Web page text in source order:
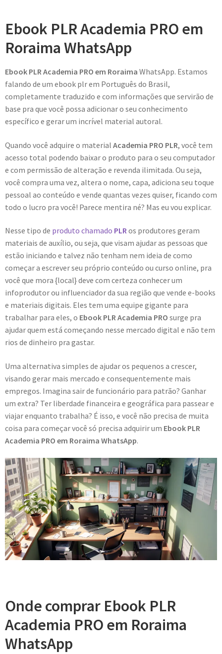
Ebook PLR Academia PRO em
Roraima WhatsApp
Ebook PLR Academia PRO em Roraima WhatsApp. Estamos
falando de um ebook plr em Português do Brasil,
completamente traduzido e com informações que servirão de
base pra que você possa adicionar o seu conhecimento
específico e gerar um incrível material autoral.
Quando você adquire o material Academia PRO PLR, você tem
acesso total podendo baixar o produto para o seu computador
e com permissão de alteração e revenda ilimitada. Ou seja,
você compra uma vez, altera o nome, capa, adiciona seu toque
pessoal ao conteúdo e vende quantas vezes quiser, ficando com
todo o lucro pra você! Parece mentira né? Mas eu vou explicar.
Nesse tipo de produto chamado PLRos produtores geram
materiais de auxílio, ou seja, que visam ajudar as pessoas que
estão iniciando e talvez não tenham nem ideia de como
começar a escrever seu próprio conteúdo ou curso online, pra
você que mora {local} deve com certeza conhecer um
infoprodutor ou influenciador da sua região que vende e-books
e materiais digitais. Eles tem uma equipe gigante para
trabalhar para eles, o Ebook PLR Academia PRO surge pra
ajudar quem está começando nesse mercado digital e não tem
rios de dinheiro pra gastar.
Uma alternativa simples de ajudar os pequenos a crescer,
visando gerar mais mercado e consequentemente mais
empregos. Imagina sair de funcionário para patrão? Ganhar
um extra? Ter liberdade financeira e geográfica para passear e
viajar enquanto trabalha? É isso, e você não precisa de muita
coisa para começar você só precisa adquirir um Ebook PLR
Academia PRO em Roraima WhatsApp.
Onde comprar Ebook PLR
Academia PRO em Roraima
WhatsApp